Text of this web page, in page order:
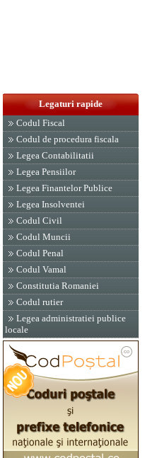
Legaturi rapide
Codul Fiscal
Codul de procedura fiscala
Legea Contabilitatii
Legea Pensiilor
Legea Finantelor Publice
Legea Insolventei
Codul Civil
Codul Muncii
Codul Penal
Codul Vamal
Constitutia Romaniei
Codul rutier
Legea administratiei publice
locale